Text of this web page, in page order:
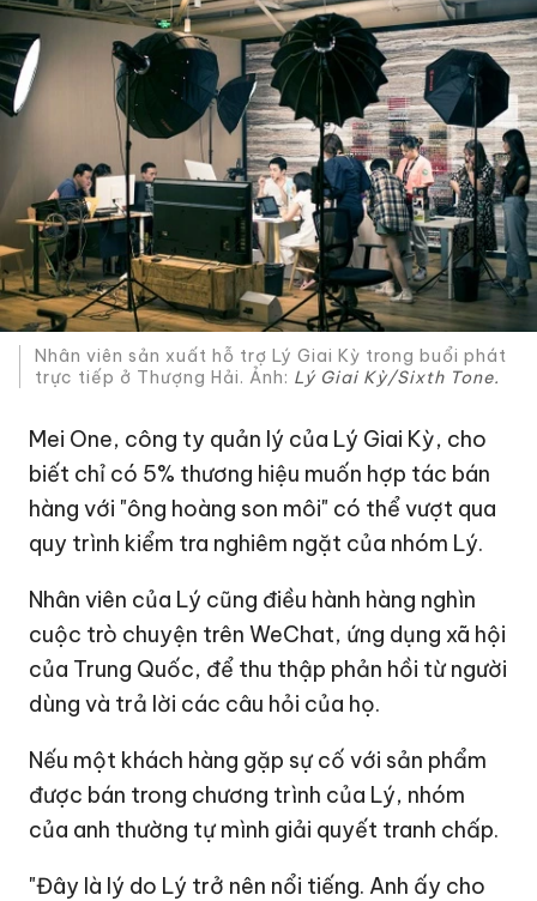
Nhân viên sản xuất hỗ trợ Lý Giai Kỳ trong buổi phát
trực tiếp ở Thượng Hải. Ảnh: Lý Giai Kỳ/Sixth Tone.
Mei One, công ty quản lý của Lý Giai Kỳ, cho
biết chỉ có 5% thương hiệu muốn hợp tác bán
hàng với "ông hoàng son môi" có thể vượt qua
quy trình kiểm tra nghiêm ngặt của nhóm Lý.
Nhân viên của Lý cũng điều hành hàng nghìn
cuộc trò chuyện trên WeChat, ứng dụng xã hội
của Trung Quốc, để thu thập phản hồi từ người
dùng và trả lời các câu hỏi của họ.
Nếu một khách hàng gặp sự cố với sản phẩm
được bán trong chương trình của Lý, nhóm
của anh thường tự mình giải quyết tranh chấp.
"Đây là lý do Lý trở nên nổi tiếng. Anh ấy cho